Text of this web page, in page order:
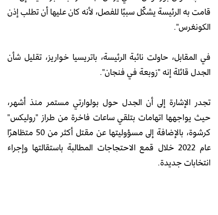
قامت به الرئيسة يشكّل سببًا للفصل، لأنه كان عليها أن تطلب إذن
الكونغرس".
في المقابل، حاولت نائبة الرئيسة، باتريسيا خواريز، تقليل شأن
الجدل قائلة إنه "زوبعة في فنجان".
تجدر الإشارة إلى أن الجدل حول بولوارتي مستمر منذ أشهر،
حيث يواجهها اتهامات بتلقي ساعات فاخرة من طراز "روليكس"
كرشوة، بالإضافة إلى مسؤوليتها عن مقتل أكثر من 50 متظاهرًا
عام 2022 خلال قمع الاحتجاجات المطالبة باستقالتها وإجراء
انتخابات جديدة.